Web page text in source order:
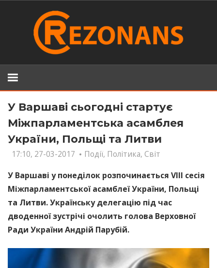
У Варшаві сьогодні стартує
Міжпарламентська асамблея
України, Польщі та Литви
17:10, 27-03-2017 Події, Політика, Світ
У Варшаві у понеділок розпочинається VIII сесія
Міжпарламентської асамблеї України, Польщі
та Литви. Українську делегацію під час
дводенної зустрічі очолить голова Верховної
Ради України Андрій Парубій.